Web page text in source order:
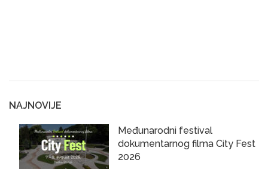
NAJNOVIJE
Međunarodni festival
dokumentarnog filma City Fest
2026